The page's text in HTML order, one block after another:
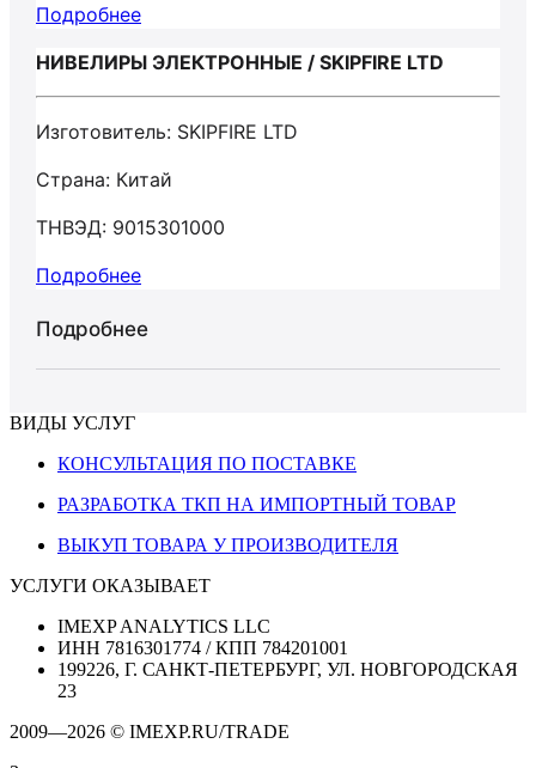
Подробнее
НИВЕЛИРЫ ЭЛЕКТРОННЫЕ / SKIPFIRE LTD
Изготовитель: SKIPFIRE LTD
Страна: Китай
ТНВЭД: 9015301000
Подробнее
Подробнее
ВИДЫ УСЛУГ
КОНСУЛЬТАЦИЯ ПО ПОСТАВКЕ
РАЗРАБОТКА ТКП НА ИМПОРТНЫЙ ТОВАР
ВЫКУП ТОВАРА У ПРОИЗВОДИТЕЛЯ
УСЛУГИ ОКАЗЫВАЕТ
IMEXP ANALYTICS LLC
ИНН 7816301774 / КПП 784201001
199226, Г. САНКТ-ПЕТЕРБУРГ, УЛ. НОВГОРОДСКАЯ
23
2009—2026 © IMEXP.RU/TRADE